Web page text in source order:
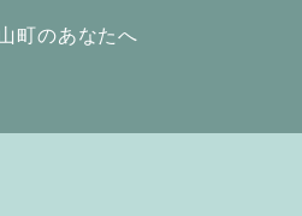
町のあなたへ